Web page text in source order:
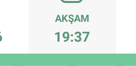
AKŞAM
19:37